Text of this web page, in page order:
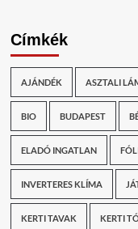
Címkék
AJÁNDÉK ASZTALI
BIO BUDAPEST
ELADÓ INGATLAN
INVERTERES KLÍMA
KERTI TAVAK KERTI